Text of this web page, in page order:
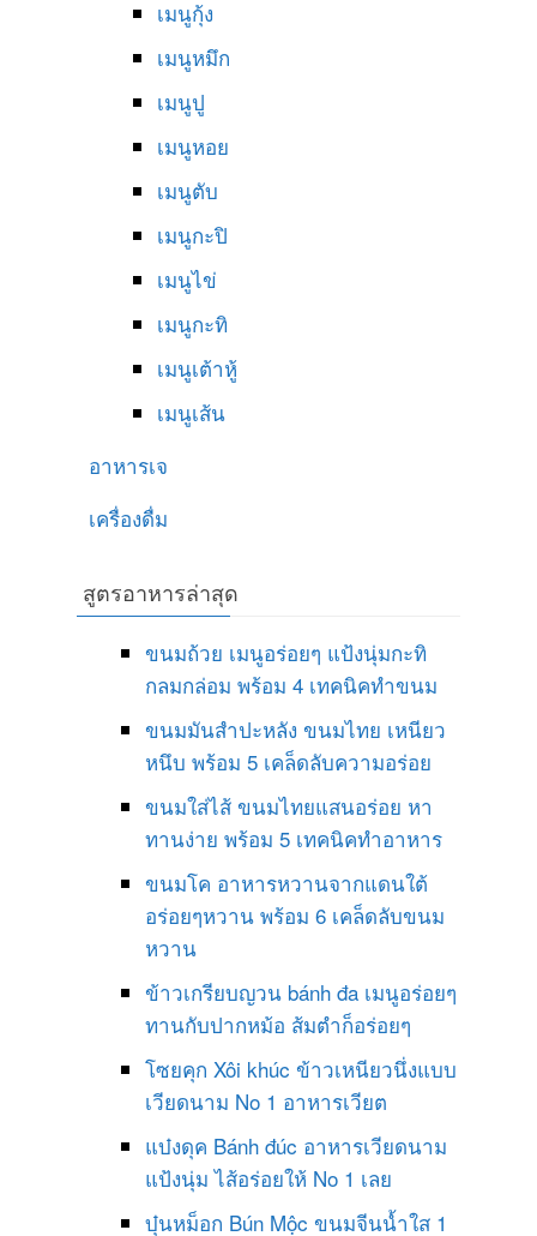
เมนูกุ้ง
เมนูหมึก
เมนูปู
เมนูหอย
เมนูตับ
เมนูกะปิ
เมนูไข่
เมนูกะทิ
เมนูเต้าหู้
เมนูเส้น
อาหารเจ
เครื่องดื่ม
สูตรอาหารล่าสุด
ขนมถ้วย เมนูอร่อยๆ แป้งนุ่มกะทิ
กลมกล่อม พร้อม 4 เทคนิคทำขนม
ขนมมันสำปะหลัง ขนมไทย เหนียว
หนึบ พร้อม 5 เคล็ดลับความอร่อย
ขนมใส่ไส้ ขนมไทยแสนอร่อย หา
ทานง่าย พร้อม 5 เทคนิคทำอาหาร
ขนมโค อาหารหวานจากแดนใต้
อร่อยๆหวาน พร้อม 6 เคล็ดลับขนม
หวาน
ข้าวเกรียบญวน bánh đa เมนูอร่อยๆ
ทานกับปากหม้อ ส้มตำก็อร่อยๆ
โซยคุก Xôi khúc ข้าวเหนียวนึ่งแบบ
เวียดนาม No 1 อาหารเวียต
แบ๋งดุค Bánh đúc อาหารเวียดนาม
แป้งนุ่ม ไส้อร่อยให้ No 1 เลย
บุ๋นหม็อก Bún Mộc ขนมจีนน้ำใส 1